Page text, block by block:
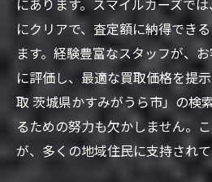
迅速な対応でスムーズ
スタッフの専門知識と
お客様のニーズに合わ
スマイルカーズの透明性あ
心の車買取
査定基準の詳細解説
にクリアで、査定額に納得でき
ます。経験豊富なスタッフが、
に評価し、最適な買取価格を提
取 茨城県かすみがうら市」の検
るための努力も欠かしません。
が、多くの地域住民に支持されて